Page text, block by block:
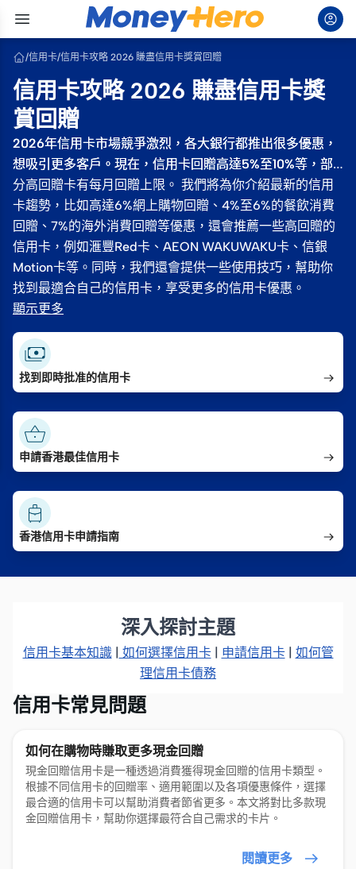
/信用卡/信用卡攻略 2026 賺盡信用卡獎賞回贈
信用卡攻略 2026 賺盡信用卡獎
賞回贈
2026年信用卡市場競爭激烈，各大銀行都推出很多優惠，
想吸引更多客戶。現在，信用卡回贈高達5%至10%等，部
分高回贈卡有每月回贈上限。 我們將為你介紹最新的信用
卡趨勢，比如高達6%網上購物回贈、4%至6%的餐飲消費
回贈、7%的海外消費回贈等優惠，還會推薦一些高回贈的
信用卡，例如滙豐Red卡、AEON WAKUWAKU卡、信銀
Motion卡等。同時，我們還會提供一些使用技巧，幫助你
找到最適合自己的信用卡，享受更多的信用卡優惠。
2026年信用卡市場競爭激烈，各大銀行都推出很多優惠，
想吸引更多客戶。現在，信用卡回贈高達5%至10%等，部
分高回贈卡有每月回贈上限。 我們將為你介紹最新的信用
卡趨勢，比如高達6%網上購物回贈、4%至6%的餐飲消費
回贈、7%的海外消費回贈等優惠，還會推薦一些高回贈的
信用卡，例如滙豐Red卡、AEON WAKUWAKU卡、信銀
Motion卡等。同時，我們還會提供一些使用技巧，幫助你
找到最適合自己的信用卡，享受更多的信用卡優惠。
顯示更多
找到即時批准的信用卡
申請香港最佳信用卡
香港信用卡申請指南
深入探討主題
信用卡基本知識| 如何選擇信用卡| 申請信用卡| 如何管
理信用卡債務
信用卡常見問題
如何在購物時賺取更多現金回贈
現金回贈信用卡是一種透過消費獲得現金回贈的信用卡類型。
根據不同信用卡的回贈率、適用範圍以及各項優惠條件，選擇
最合適的信用卡可以幫助消費者節省更多。本文將對比多款現
金回贈信用卡，幫助你選擇最符合自己需求的卡片。
閱讀更多